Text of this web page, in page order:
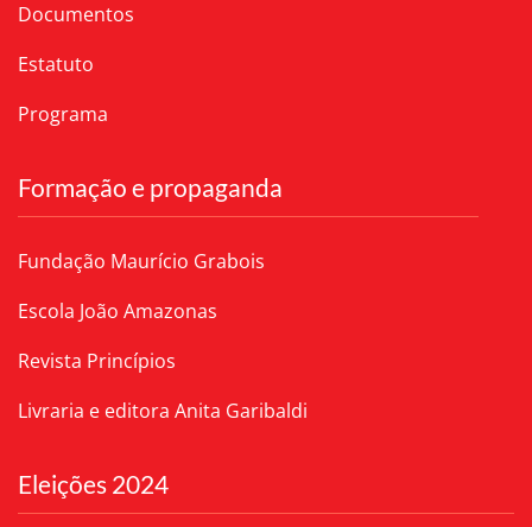
Documentos
Estatuto
Programa
Formação e propaganda
Fundação Maurício Grabois
Escola João Amazonas
Revista Princípios
Livraria e editora Anita Garibaldi
Eleições 2024